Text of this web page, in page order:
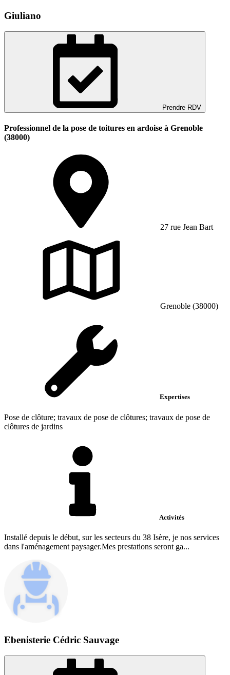
Giuliano
Prendre RDV
Professionnel de la pose de toitures en ardoise à Grenoble
(38000)
27 rue Jean Bart
Grenoble (38000)
Expertises
Pose de clôture; travaux de pose de clôtures; travaux de pose de
clôtures de jardins
Activités
Installé depuis le début, sur les secteurs du 38 Isère, je nos services
dans l'aménagement paysager.Mes prestations seront ga...
Ebenisterie Cédric Sauvage